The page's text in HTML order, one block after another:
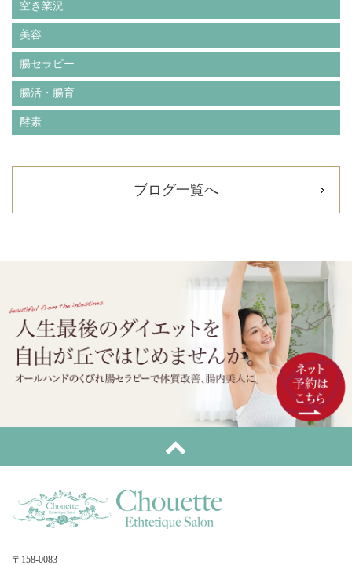
空き業況
美容
腸セラピー
腸活・腸育
酵素
ブログ一覧へ
〒158-0083